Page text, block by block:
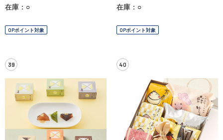
在庫：○
OPポイント対象
在庫：○
OPポイント対象
39 40